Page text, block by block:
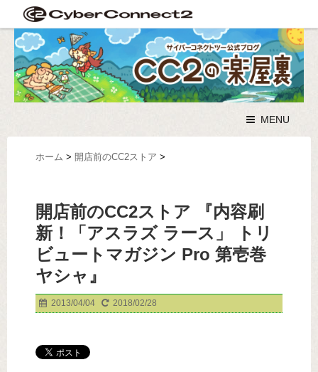
MENU
ホーム > 開店前のCC2ストア >
開店前のCC2ストア 『内容刷
新！「アスラズ ラース」 トリ
ビュートマガジン Pro 第壱巻
ヤシャ』
2013/04/04 2018/02/28